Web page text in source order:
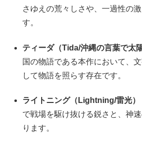
さゆえの荒々しさや、一過性の
す。
ティーダ（Tida/沖縄の言葉で太陽
国の物語である本作において、
して物語を照らす存在です。
ライトニング（Lightning/雷光）
で戦場を駆け抜ける鋭さと、神
ります。